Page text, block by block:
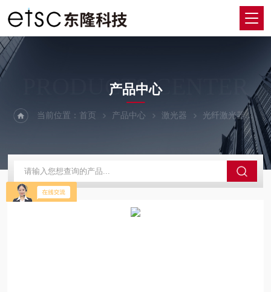
PRODUCTS CENTER
产品中心
当前位置：首页 产品中心 激光器 光纤激光器